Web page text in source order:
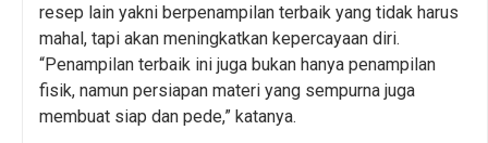
resep lain yakni berpenampilan terbaik yang tidak harus
mahal, tapi akan meningkatkan kepercayaan diri.
“Penampilan terbaik ini juga bukan hanya penampilan
fisik, namun persiapan materi yang sempurna juga
membuat siap dan pede,” katanya.